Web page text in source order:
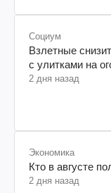
Социум
Взлетные
с улитками на
2 дня назад
Экономика
Кто в августе
2 дня назад